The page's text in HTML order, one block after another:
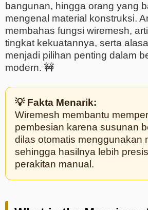
bangunan, hingga orang yang
mengenal material konstruksi.
membahas fungsi wiremesh,
tingkat kekuatannya, serta
menjadi pilihan penting dalam
modern. 🚧
💡 Fakta Menarik:
Wiremesh membantu
pembesian karena susunan
dilas otomatis menggunakan
sehingga hasilnya lebih
perakitan manual.